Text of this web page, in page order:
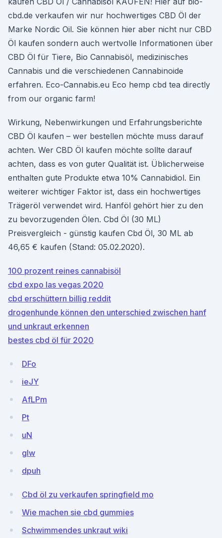
cbd.de verkaufen wir nur hochwertiges CBD Öl der
Marke Nordic Oil. Sie können hier aber nicht nur CBD
Öl kaufen sondern auch wertvolle Informationen über
CBD Öl für Tiere, Bio Cannabisöl, medizinisches
Cannabis und die verschiedenen Cannabinoide
erfahren. Eco-Cannabis.eu Eco hemp cbd tea directly
from our organic farm!
Wirkung, Nebenwirkungen und Erfahrungsberichte
CBD Öl kaufen – wer bestellen möchte muss darauf
achten. Wer CBD Öl kaufen möchte sollte darauf
achten, dass es von guter Qualität ist. Üblicherweise
enthalten gute Produkte etwa 10% Cannabidiol. Ein
weiterer wichtiger Faktor ist, dass ein hochwertiges
Trägeröl verwendet wird. Hanföl gehört hier zu den
zu bevorzugenden Ölen. Cbd Öl (30 ML)
Preisvergleich - günstig kaufen Cbd Öl, 30 ML ab
46,65 € kaufen (Stand: 05.02.2020).
100 prozent reines cannabisöl
cbd expo las vegas 2020
cbd erschüttern billig reddit
drogenhunde können den unterschied zwischen hanf
und unkraut erkennen
bestes cbd öl für 2020
DFo
ieJY
AfLPm
Pt
uN
gIw
dpuh
Cbd öl zu verkaufen springfield mo
Wie machen sie cbd gummies
Schwimmendes unkraut wiki